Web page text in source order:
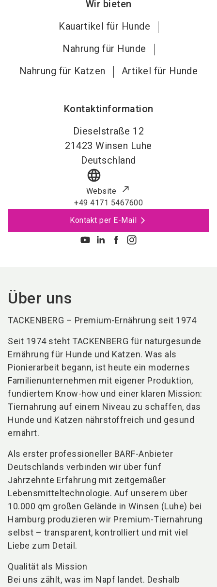
Wir bieten
Kauartikel für Hunde
Nahrung für Hunde
Nahrung für Katzen
Artikel für Hunde
Kontaktinformation
Dieselstraße 12
21423 Winsen Luhe
Deutschland
language
Website
+49 4171 5467600
Kontakt per E-Mail
Über uns
TACKENBERG – Premium-Ernährung seit 1974
Seit 1974 steht TACKENBERG für naturgesunde
Ernährung für Hunde und Katzen. Was als
Pionierarbeit begann, ist heute ein modernes
Familienunternehmen mit eigener Produktion,
fundiertem Know-how und einer klaren Mission:
Tiernahrung auf einem Niveau zu schaffen, das
Hunde und Katzen nährstoffreich und gesund
ernährt.
Als erster professioneller BARF-Anbieter
Deutschlands verbinden wir über fünf
Jahrzehnte Erfahrung mit zeitgemäßer
Lebensmitteltechnologie. Auf unserem über
10.000 qm großen Gelände in Winsen (Luhe) bei
Hamburg produzieren wir Premium-Tiernahrung
selbst – transparent, kontrolliert und mit viel
Liebe zum Detail.
Qualität als Mission
Bei uns zählt, was im Napf landet. Deshalb